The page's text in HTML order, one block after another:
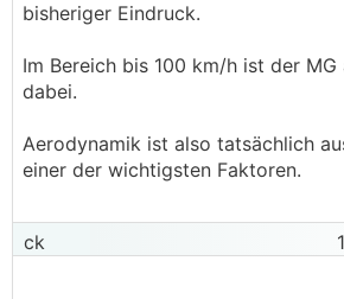
bisheriger Eindruck.
Im Bereich bis 100 km/h ist der
dabei.
Aerodynamik ist also tatsächlich
einer der wichtigsten Faktoren.
ck